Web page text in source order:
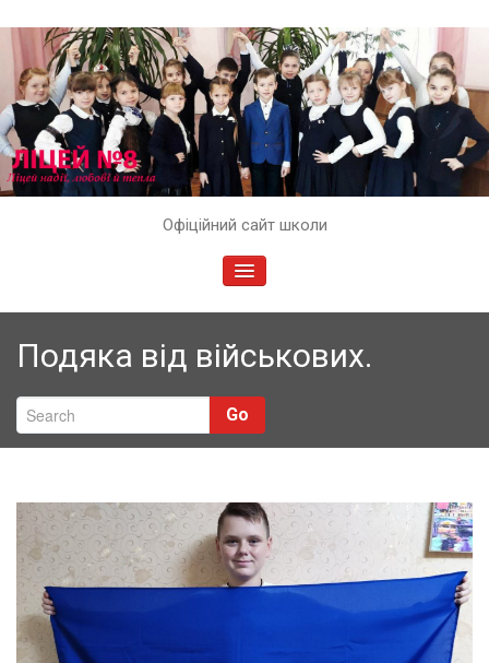
Офіційний сайт школи
TOGGLE
Подяка від військових.
Go